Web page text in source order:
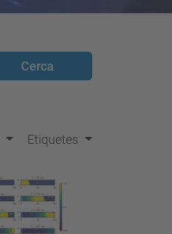
Etiquetes